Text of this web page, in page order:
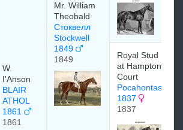
W.
I'Anson
BLAIR
ATHOL
1861
1861
Mr. William
Theobald
Стоквелл
Stockwell
1849
1849
Royal Stud
at Hampton
Court
Pocahontas
1837
1837